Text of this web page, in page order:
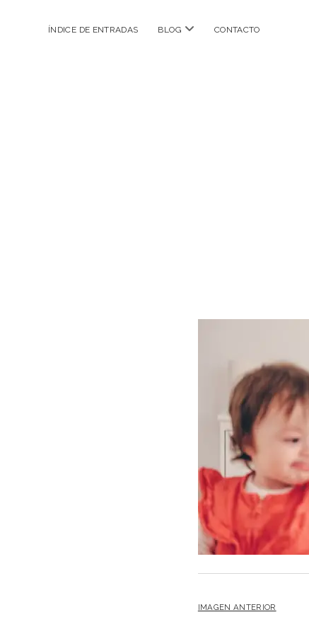
ÍNDICE DE ENTRADAS BLOG abrir
CONTACTO
IMAGEN ANTERIOR